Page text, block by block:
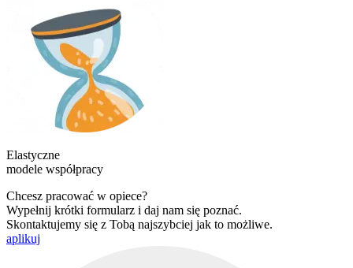
Elastyczne
modele współpracy
Chcesz pracować w opiece?
Wypełnij krótki formularz i daj nam się poznać.
Skontaktujemy się z Tobą najszybciej jak to możliwe.
aplikuj